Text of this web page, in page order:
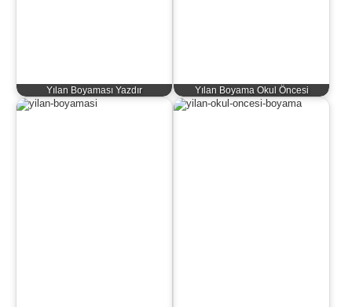
Yılan Boyaması Yazdır Yılan Boyama Okul Öncesi